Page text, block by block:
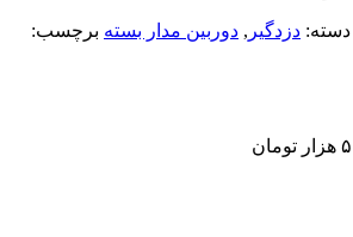
دسته: دزدگیر , دوربین مدار بسته برچسب: